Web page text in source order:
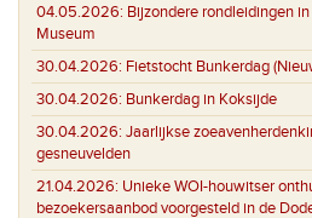
04.05.2026: Bijzondere rondleidingen
Museum
30.04.2026: Fietstocht Bunkerdag
30.04.2026: Bunkerdag in Koksijde
30.04.2026: Jaarlijkse
gesneuvelden
21.04.2026: Unieke WOI-houwitser
bezoekersaanbod voorgesteld in de